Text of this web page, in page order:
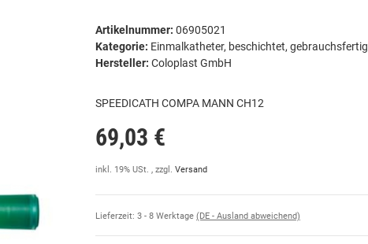
Artikelnummer: 06905021
Kategorie: Einmalkatheter, beschichtet, gebrauchsfertig
Hersteller: Coloplast GmbH
SPEEDICATH COMPA MANN CH12
69,03 €
inkl. 19% USt. , zzgl. Versand
Lieferzeit: 3 - 8 Werktage (DE - Ausland abweichend)